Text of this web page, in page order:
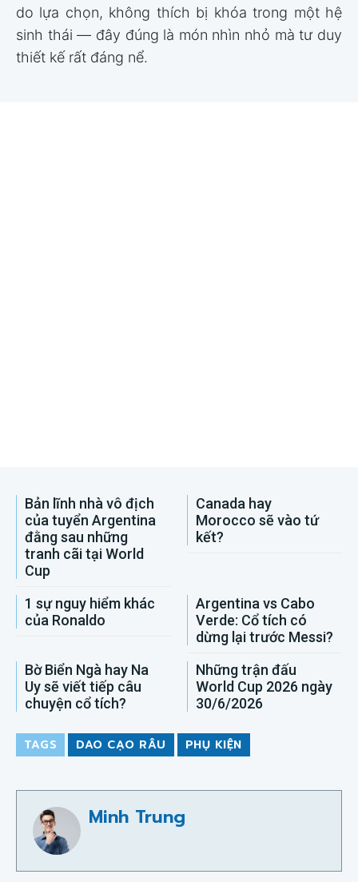
do lựa chọn, không thích bị khóa trong một hệ
sinh thái — đây đúng là món nhìn nhỏ mà tư duy
thiết kế rất đáng nể.
Bản lĩnh nhà vô địch
của tuyển Argentina
đằng sau những
tranh cãi tại World
Cup
Canada hay
Morocco sẽ vào tứ
kết?
1 sự nguy hiểm khác
của Ronaldo
Argentina vs Cabo
Verde: Cổ tích có
dừng lại trước Messi?
Bờ Biển Ngà hay Na
Uy sẽ viết tiếp câu
chuyện cổ tích?
Những trận đấu
World Cup 2026 ngày
30/6/2026
TAGS DAO CẠO RÂU PHỤ KIỆN
Minh Trung